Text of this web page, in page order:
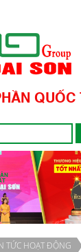
TỨC HOẠT ĐỘNG